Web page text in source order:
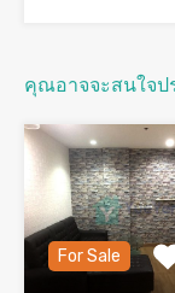
คุณอาจจะสนใจป
For Sale